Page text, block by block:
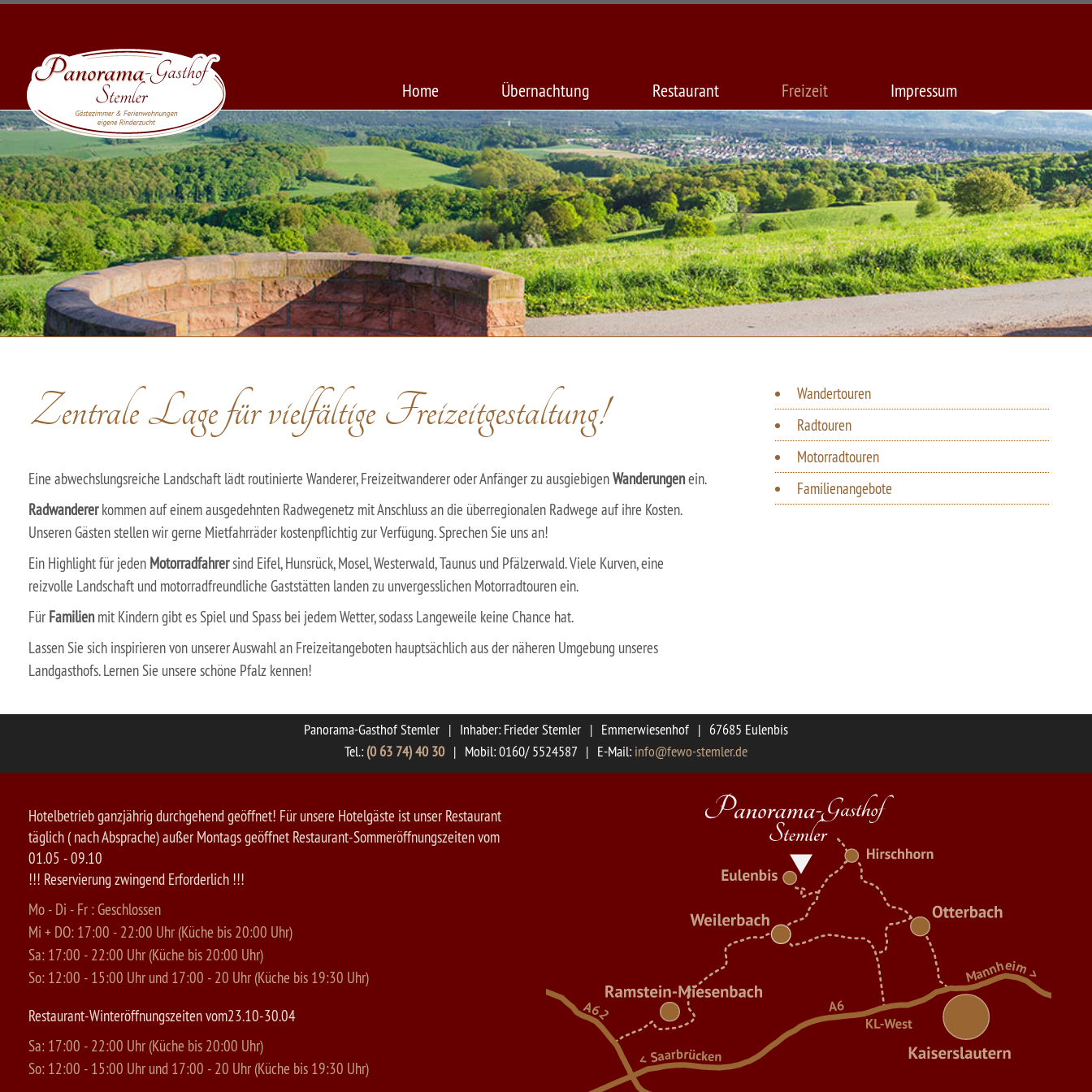
Home Übernachtung Restaurant Freizeit Impressum
Zentrale Lage für vielfältige Freizeitgestaltung!
Eine abwechslungsreiche Landschaft lädt routinierte Wanderer, Freizeitwanderer oder Anfänger zu ausgiebigenWanderungenein.
Radwandererkommen auf einem ausgedehnten Radwegenetz mit Anschluss an die überregionalen Radwege auf ihre Kosten.
Unseren Gästen stellen wir gerne Mietfahrräder kostenpflichtig zur Verfügung. Sprechen Sie uns an!
Ein Highlight für jeden Motorradfahrersind Eifel, Hunsrück, Mosel, Westerwald, Taunus und Pfälzerwald. Viele Kurven, eine
reizvolle Landschaft und motorradfreundliche Gaststätten landen zu unvergesslichen Motorradtouren ein.
Für Familienmit Kindern gibt es Spiel und Spass bei jedem Wetter, sodass Langeweile keine Chance hat.
Lassen Sie sich inspirieren von unserer Auswahl an Freizeitangeboten hauptsächlich aus der näheren Umgebung unseres
Landgasthofs. Lernen Sie unsere schöne Pfalz kennen!
Wandertouren
Radtouren
Motorradtouren
Familienangebote
Panorama-Gasthof Stemler | Inhaber: Frieder Stemler | Emmerwiesenhof | 67685 Eulenbis
Tel.: (0 63 74) 40 30 | Mobil: 0160/ 5524587 | E-Mail: info@fewo-stemler.de
Hotelbetrieb ganzjährig durchgehend geöffnet! Für unsere Hotelgäste ist unser Restaurant
täglich ( nach Absprache) außer Montags geöffnet Restaurant-Sommeröffnungszeiten vom
01.05 - 09.10
!!! Reservierung zwingend Erforderlich !!!
Mo - Di - Fr : Geschlossen
Mi + DO: 17:00 - 22:00 Uhr (Küche bis 20:00 Uhr)
Sa: 17:00 - 22:00 Uhr (Küche bis 20:00 Uhr)
So: 12:00 - 15:00 Uhr und 17:00 - 20 Uhr (Küche bis 19:30 Uhr)
Restaurant-Winteröffnungszeiten vom23.10-30.04
Sa: 17:00 - 22:00 Uhr (Küche bis 20:00 Uhr)
So: 12:00 - 15:00 Uhr und 17:00 - 20 Uhr (Küche bis 19:30 Uhr)